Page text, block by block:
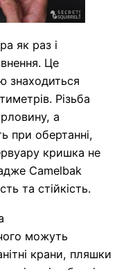
як раз і
Це
знаходиться
Різьба
а
при обертанні,
кришка не
Camelbak
та стійкість.
можуть
крани, пляшки